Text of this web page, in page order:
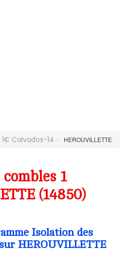
Calvados-14 HEROUVILLETTE
1
(14850)
Isolation des
HEROUVILLETTE